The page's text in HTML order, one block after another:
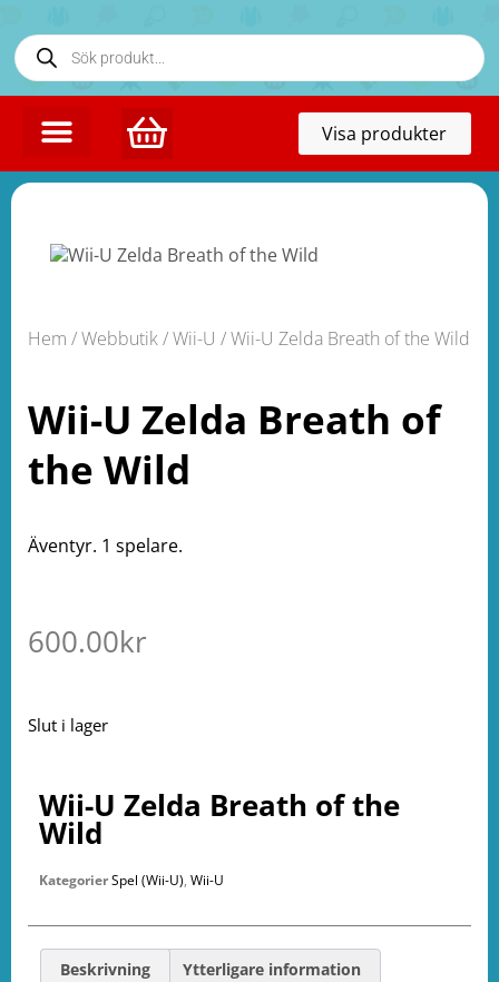
Visa produkter
Hem /Webbutik/Wii-U / Wii-U Zelda Breath of the Wild
Wii-U Zelda Breath of
the Wild
Äventyr. 1 spelare.
600.00kr
Slut i lager
Wii-U Zelda Breath of the
Wild
KategorierSpel (Wii-U), Wii-U
Beskrivning Ytterligare information